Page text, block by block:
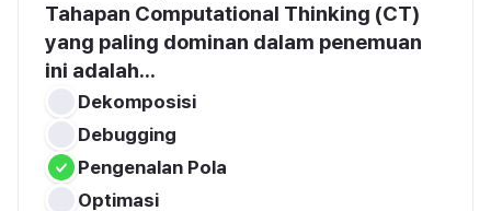
Tahapan Computational Thinking (CT)
yang paling dominan dalam penemuan
ini adalah...
Dekomposisi
Debugging
Pengenalan Pola
Optimasi